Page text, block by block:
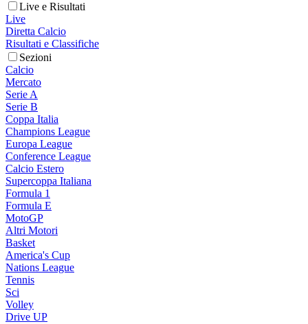
Live e Risultati
Live
Diretta Calcio
Risultati e Classifiche
Sezioni
Calcio
Mercato
Serie A
Serie B
Coppa Italia
Champions League
Europa League
Conference League
Calcio Estero
Supercoppa Italiana
Formula 1
Formula E
MotoGP
Altri Motori
Basket
America's Cup
Nations League
Tennis
Sci
Volley
Drive UP